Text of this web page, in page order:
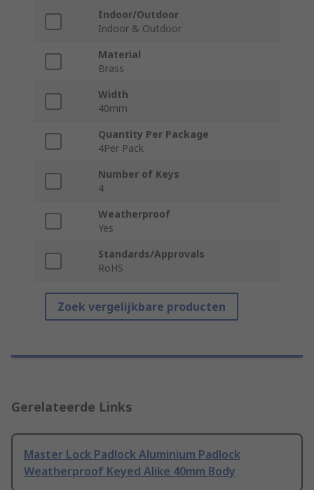
Indoor/Outdoor
Indoor & Outdoor
Material
Brass
Width
40mm
Quantity Per Package
4Per Pack
Number of Keys
4
Weatherproof
Yes
Standards/Approvals
RoHS
Zoek vergelijkbare producten
Gerelateerde Links
Master Lock Padlock Aluminium Padlock
Weatherproof Keyed Alike 40mm Body